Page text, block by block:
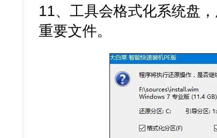
11、工具会格式化系统盘
重要文件。